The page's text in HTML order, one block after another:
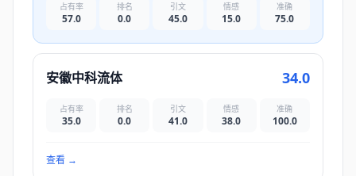
占有率
57.0
排名
0.0
引文
45.0
情感
15.0
准确
75.0
安徽中科流体 34.0
占有率
35.0
排名
0.0
引文
41.0
情感
38.0
准确
100.0
查看 →